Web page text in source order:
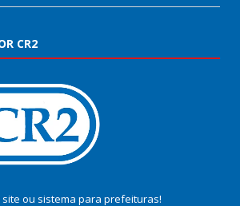
CR2
ou sistema para prefeituras!